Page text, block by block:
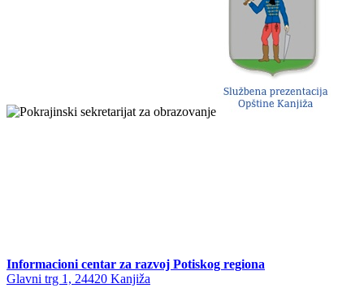
Informacioni centar za razvoj Potiskog regiona
Glavni trg 1, 24420 Kanjiža